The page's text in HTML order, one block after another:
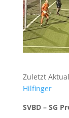
Zuletzt
Hilfinger
SVBD – SG